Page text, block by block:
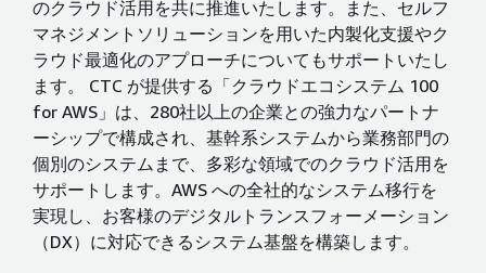
のクラウド活用を共に推進いたします。また、セルフ
マネジメントソリューションを用いた内製化支援やク
ラウド最適化のアプローチについてもサポートいたし
ます。 CTC が提供する「クラウドエコシステム 100
for AWS」は、280社以上の企業との強力なパートナ
ーシップで構成され、基幹系システムから業務部門の
個別のシステムまで、多彩な領域でのクラウド活用を
サポートします。AWS への全社的なシステム移行を
実現し、お客様のデジタルトランスフォーメーション
（DX）に対応できるシステム基盤を構築します。